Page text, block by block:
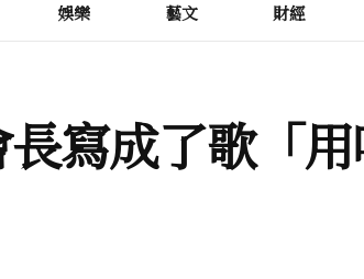
娛樂 藝文 財經
寫成了歌「